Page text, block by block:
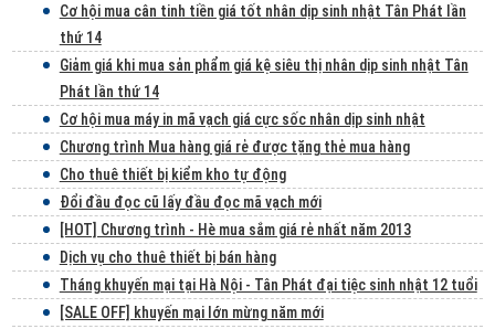
Cơ hội mua cân tinh tiền giá tốt nhân dịp sinh nhật Tân Phát lần
thứ 14
Giảm giá khi mua sản phẩm giá kệ siêu thị nhân dịp sinh nhật Tân
Phát lần thứ 14
Cơ hội mua máy in mã vạch giá cực sốc nhân dịp sinh nhật
Chương trình Mua hàng giá rẻ được tặng thẻ mua hàng
Cho thuê thiết bị kiểm kho tự động
Đổi đầu đọc cũ lấy đầu đọc mã vạch mới
[HOT] Chương trình - Hè mua sắm giá rẻ nhất năm 2013
Dịch vụ cho thuê thiết bị bán hàng
Tháng khuyến mại tại Hà Nội - Tân Phát đại tiệc sinh nhật 12 tuổi
[SALE OFF] khuyến mại lớn mừng năm mới